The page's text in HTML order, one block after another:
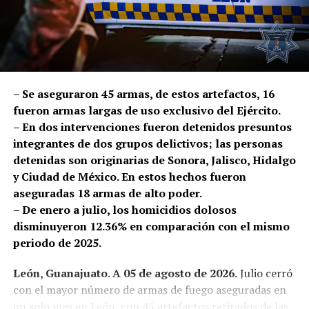
bulevar Cereza.
Los oficiales le cerraron el paso al conductor y le
solicitaron descender de la unidad. Conforme a
protocolo, se realizó una inspección, en la que fueron
localizados 50 mil pesos en efectivo.
Los afectados reconocieron al hombre como el presunto
responsable, por lo que fue detenido Rodrigo Israel “N”
y puesto a disposición de la Fiscalía General del Estado,
autoridad que dará seguimiento y determinará su
situación jurídica.
En lo que va del año, la Policía de León ha brindado 1 mil
389 acompañamientos bancarios a ciudadanos que
solicitan apoyo para trasladarse hacia o desde una
sucursal bancaria. Febrero registró el mayor número,
con 212 servicios, mientras que en julio se realizaron
193 acompañamientos.
– Se aseguraron 45 armas, de estos artefactos, 16
fueron armas largas de uso exclusivo del Ejército.
– En dos intervenciones fueron detenidos presuntos
integrantes de dos grupos delictivos; las personas
detenidas son originarias de Sonora, Jalisco, Hidalgo
y Ciudad de México. En estos hechos fueron
aseguradas 18 armas de alto poder.
– De enero a julio, los homicidios dolosos
disminuyeron 12.36% en comparación con el mismo
periodo de 2025.
León, Guanajuato. A 05 de agosto de 2026.Julio cerró
con el mayor número de armas de fuego aseguradas en